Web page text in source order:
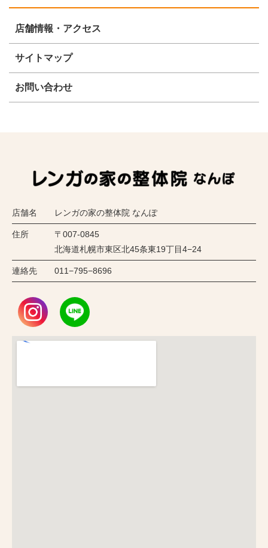
店舗情報・アクセス
サイトマップ
お問い合わせ
店舗名 レンガの家の整体院 なんぽ
住所
〒007-0845
北海道札幌市東区北45条東19丁目4−24
連絡先 011−795−8696